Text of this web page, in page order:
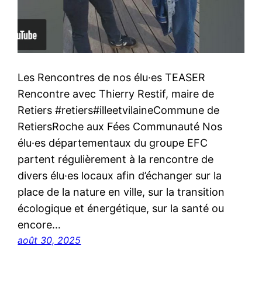
Les Rencontres de nos élu·es TEASER
Rencontre avec Thierry Restif, maire de
Retiers #retiers#illeetvilaineCommune de
RetiersRoche aux Fées Communauté Nos
élu·es départementaux du groupe EFC
partent régulièrement à la rencontre de
divers élu·es locaux afin d’échanger sur la
place de la nature en ville, sur la transition
écologique et énergétique, sur la santé ou
encore…
août 30, 2025